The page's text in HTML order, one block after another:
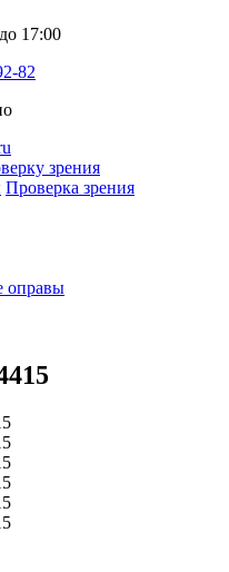
17:00
82
зрения
Проверка зрения
оправы